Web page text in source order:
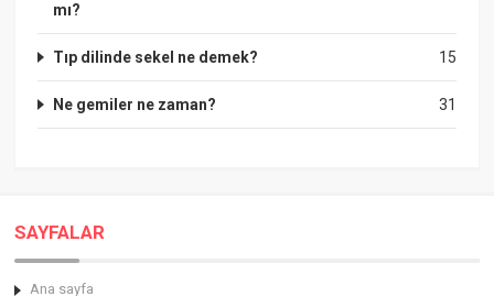
mı?
15
Tıp dilinde sekel ne demek?
31
Ne gemiler ne zaman?
SAYFALAR
Ana sayfa